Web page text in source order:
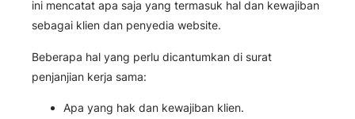
ini mencatat apa saja yang termasuk hal dan kewajiban
sebagai klien dan penyedia website.
Beberapa hal yang perlu dicantumkan di surat
penjanjian kerja sama:
Apa yang hak dan kewajiban klien.